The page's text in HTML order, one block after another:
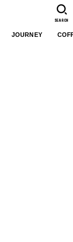
JOURNEY
SEARCH